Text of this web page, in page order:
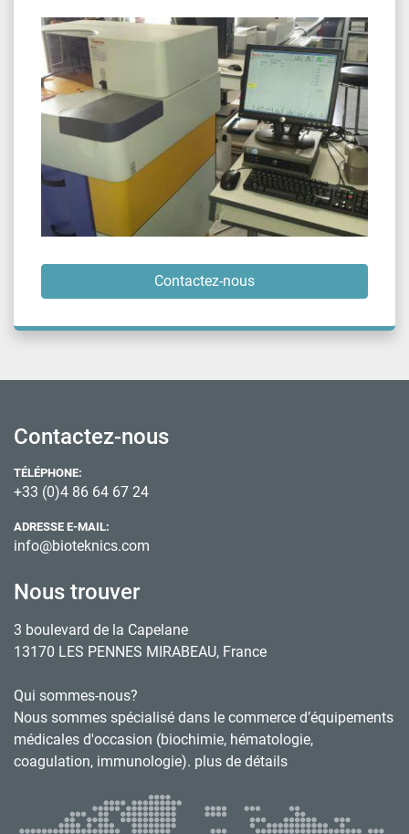
Contactez-nous
Contactez-nous
TÉLÉPHONE:
+33 (0)4 86 64 67 24
ADRESSE E-MAIL:
info@bioteknics.com
Nous trouver
3 boulevard de la Capelane
13170 LES PENNES MIRABEAU, France
Qui sommes-nous?
Nous sommes spécialisé dans le commerce d’équipements
médicales d'occasion (biochimie, hématologie,
coagulation, immunologie). plus de détails